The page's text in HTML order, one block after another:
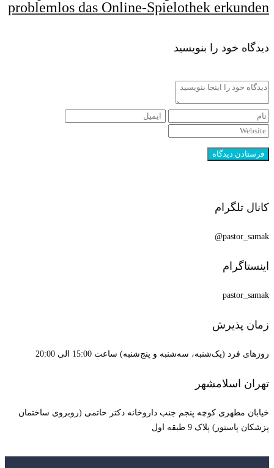
problemlos das Online-Spielothek erkunden
دیدگاه خود را بنویسید
کانال تلگرام
pastor_samak@
اینستاگرام
pastor_samak
زمان پذیرش
روزهای فرد (یک‌شنبه، سه‌شنبه و پنج‌شنبه) ساعت 15:00 الی 20:00
تهران اسلامشهر
خیابان مطهری کوچه پنجم جنب داروخانه دکتر حاتمی (روبروی ساختمان
پزشکان پاستور) پلاک 9 طبقه اول